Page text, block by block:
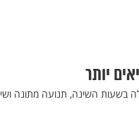
בשעות השינה, תנועה מתונה